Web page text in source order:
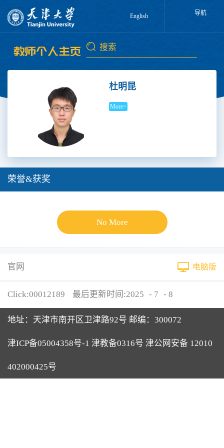
English 导航
杜明昆
More>
荣誉&获奖
No More
官网 电脑版
Click:00012189 最后更新时间:2025 - 7 - 8
地址：天津市南开区卫津路92号 邮编：300072
津ICP备05004358号-1 津教备0316号 津公网安备 12010
402000425号